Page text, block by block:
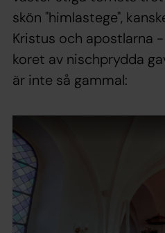
skön "himlastege",
Kristus och apostlarna
koret av nischprydda
är inte så gammal: